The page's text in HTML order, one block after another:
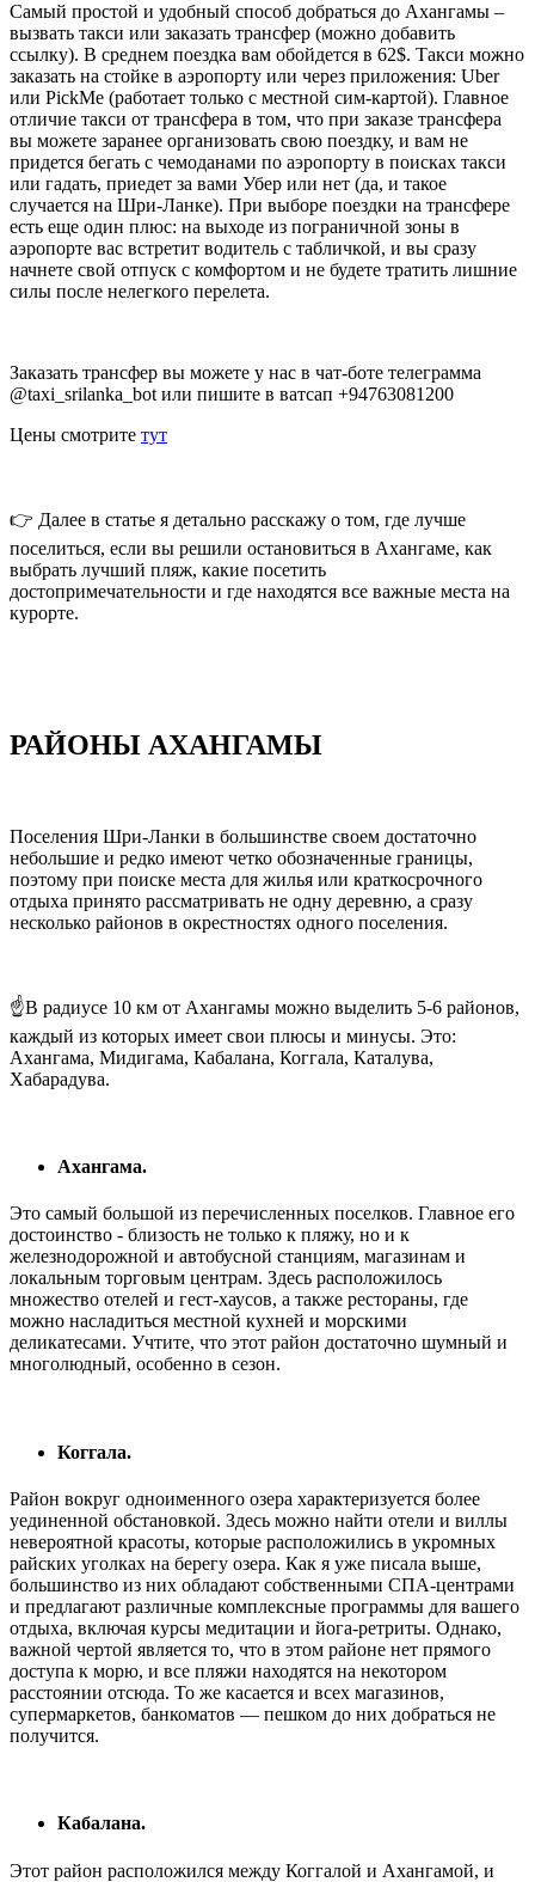
Самый простой и удобный способ добраться до Ахангамы –
вызвать такси или заказать трансфер (можно добавить
ссылку). В среднем поездка вам обойдется в 62$. Такси можно
заказать на стойке в аэропорту или через приложения: Uber
или PickMe (работает только с местной сим-картой). Главное
отличие такси от трансфера в том, что при заказе трансфера
вы можете заранее организовать свою поездку, и вам не
придется бегать с чемоданами по аэропорту в поисках такси
или гадать, приедет за вами Убер или нет (да, и такое
случается на Шри-Ланке). При выборе поездки на трансфере
есть еще один плюс: на выходе из пограничной зоны в
аэропорте вас встретит водитель с табличкой, и вы сразу
начнете свой отпуск с комфортом и не будете тратить лишние
силы после нелегкого перелета.
Заказать трансфер вы можете у нас в чат-боте телеграмма
@taxi_srilanka_bot или пишите в ватсап +94763081200
Цены смотрите тут
👉 Далее в статье я детально расскажу о том, где лучше
поселиться, если вы решили остановиться в Ахангаме, как
выбрать лучший пляж, какие посетить
достопримечательности и где находятся все важные места на
курорте.
РАЙОНЫ АХАНГАМЫ
Поселения Шри-Ланки в большинстве своем достаточно
небольшие и редко имеют четко обозначенные границы,
поэтому при поиске места для жилья или краткосрочного
отдыха принято рассматривать не одну деревню, а сразу
несколько районов в окрестностях одного поселения.
☝️В радиусе 10 км от Ахангамы можно выделить 5-6 районов,
каждый из которых имеет свои плюсы и минусы. Это:
Ахангама, Мидигама, Кабалана, Коггала, Каталува,
Хабарадува.
Ахангама.
Это самый большой из перечисленных поселков. Главное его
достоинство - близость не только к пляжу, но и к
железнодорожной и автобусной станциям, магазинам и
локальным торговым центрам. Здесь расположилось
множество отелей и гест-хаусов, а также рестораны, где
можно насладиться местной кухней и морскими
деликатесами. Учтите, что этот район достаточно шумный и
многолюдный, особенно в сезон.
Коггала.
Район вокруг одноименного озера характеризуется более
уединенной обстановкой. Здесь можно найти отели и виллы
невероятной красоты, которые расположились в укромных
райских уголках на берегу озера. Как я уже писала выше,
большинство из них обладают собственными СПА-центрами
и предлагают различные комплексные программы для вашего
отдыха, включая курсы медитации и йога-ретриты. Однако,
важной чертой является то, что в этом районе нет прямого
доступа к морю, и все пляжи находятся на некотором
расстоянии отсюда. То же касается и всех магазинов,
супермаркетов, банкоматов — пешком до них добраться не
получится.
Кабалана.
Этот район расположился между Коггалой и Ахангамой, и